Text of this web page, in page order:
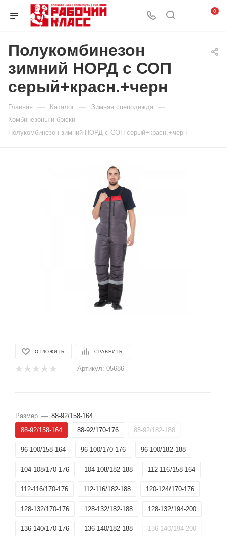
0
Полукомбинезон
зимний НОРД с СОП
серый+красн.+черн
Главная — Каталог — Зимняя спецодежда —
Комбинезоны и брюки —
Полукомбинезон зимний НОРД с СОП серый+красн.+черн
ОТЛОЖИТЬ СРАВНИТЬ
Артикул: 05686
Размер — 88-92/158-164
88-92/158-164
88-92/170-176 88-92/182-188
96-100/158-164 96-100/170-176 96-100/182-188
104-108/170-176 104-108/182-188 112-116/158-164
112-116/170-176 112-116/182-188 120-124/170-176
128-132/170-176 128-132/182-188 128-132/194-200
136-140/170-176 136-140/182-188 136-140/194-200